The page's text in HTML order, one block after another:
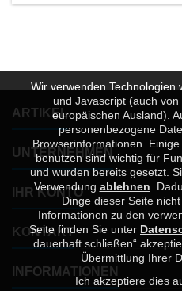
ARTIKEL
UNTERNEHMEN
IHR KONTO
KONTAKT
INFORMATIONEN
Wir verwenden Technologien
und Javascript (auch
europäischen Ausland).
personenbezogene
Browserinformationen.
benutzen sind wichtig für
und wurden bereits gesetzt.
Verwendung ablehnen
Dinge dieser Seite
Informationen zu den
Seite finden Sie unter
dauerhaft schließen“
Übermittlung Ihrer
Ich akzeptiere dies